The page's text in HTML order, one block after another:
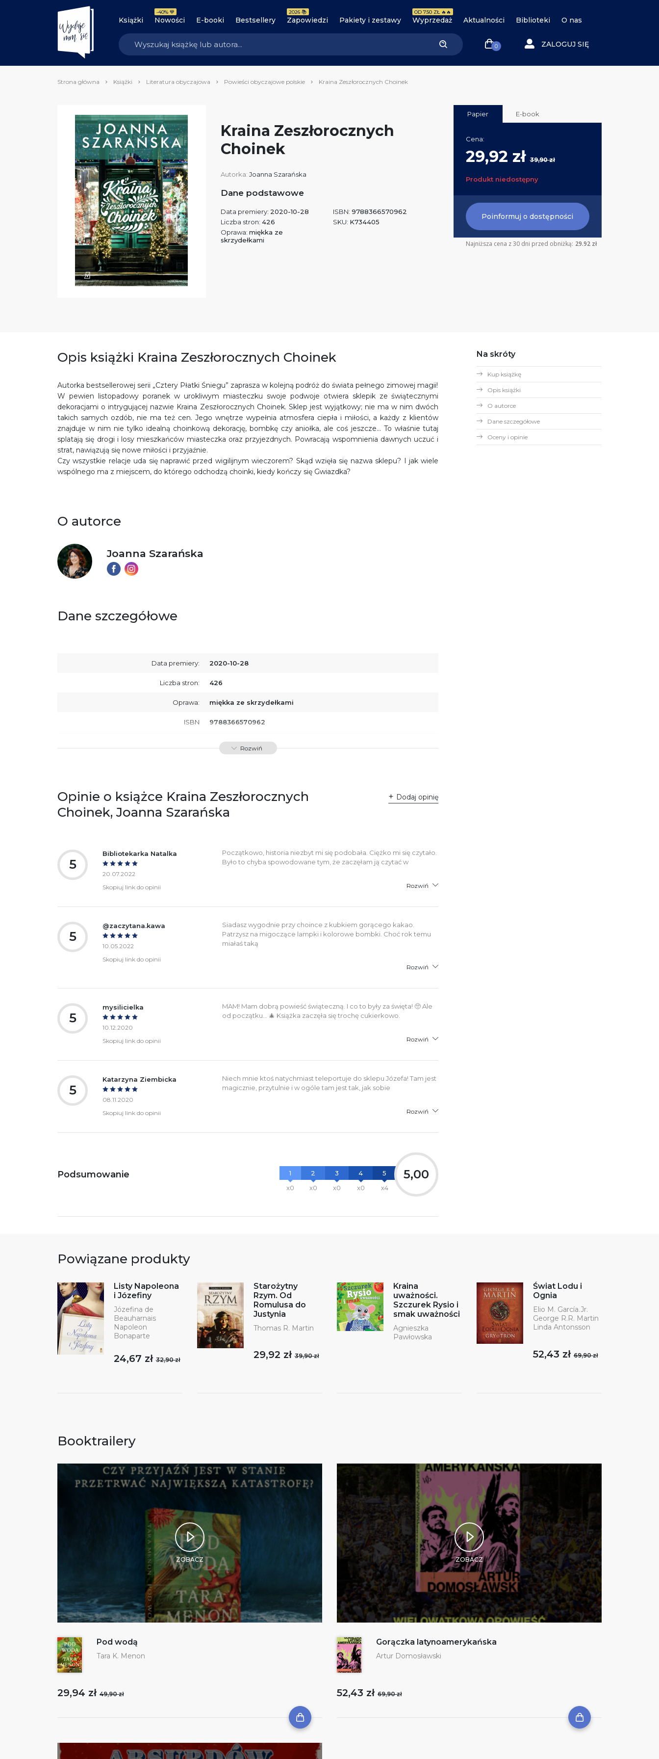
Książki Nowości
-40% 💙
E-booki Bestsellery Zapowiedzi
2026 📚
Pakiety i zestawy Wyprzedaż
OD 7.50 ZŁ 🔥🔥
Aktualności Biblioteki O nas
0 ZALOGUJ SIĘ
Strona główna Książki Literatura obyczajowa Powieści obyczajowe polskie Kraina Zeszłorocznych Choinek
Kraina Zeszłorocznych
Choinek
Autorka: Joanna Szarańska
Dane podstawowe
Data premiery: 2020-10-28
Liczba stron: 426
Oprawa: miękka ze
skrzydełkami
ISBN: 9788366570962
SKU: K734405
Papier E-book
Cena:
29,92 zł39,90 zł
Produkt niedostępny
Poinformuj o dostępności
Najniższa cena z 30 dni przed obniżką: 29.92 zł
Opis książki Kraina Zeszłorocznych Choinek
Autorka bestsellerowej serii „Cztery Płatki Śniegu” zaprasza w kolejną podróż do świata pełnego zimowej magii!
W pewien listopadowy poranek w urokliwym miasteczku swoje podwoje otwiera sklepik ze świątecznymi
dekoracjami o intrygującej nazwie Kraina Zeszłorocznych Choinek. Sklep jest wyjątkowy; nie ma w nim dwóch
takich samych ozdób, nie ma też cen. Jego wnętrze wypełnia atmosfera ciepła i miłości, a każdy z klientów
znajduje w nim nie tylko idealną choinkową dekorację, bombkę czy aniołka, ale coś jeszcze… To właśnie tutaj
splatają się drogi i losy mieszkańców miasteczka oraz przyjezdnych. Powracają wspomnienia dawnych uczuć i
strat, nawiązują się nowe miłości i przyjaźnie.
Czy wszystkie relacje uda się naprawić przed wigilijnym wieczorem? Skąd wzięła się nazwa sklepu? I jak wiele
wspólnego ma z miejscem, do którego odchodzą choinki, kiedy kończy się Gwiazdka?
O autorce
Joanna Szarańska
Dane szczegółowe
Data premiery: 2020-10-28
Liczba stron: 426
Oprawa: miękka ze skrzydełkami
ISBN 9788366570962
K734405
kontakt@wydajenamsie.pl
+48 61 623 38 38
Ostrzeżenia oraz informacje dotyczące
Rozwiń
Opinie o książce Kraina Zeszłorocznych
Choinek, Joanna Szarańska
Dodaj opinię
5
Bibliotekarka Natalka
20.07.2022
Skopiuj link do opinii
Początkowo, historia niezbyt mi się podobała. Ciężko mi się czytało.
Było to chyba spowodowane tym, że zaczęłam ją czytać w
Rozwiń
5
@zaczytana.kawa
10.05.2022
Skopiuj link do opinii
Siadasz wygodnie przy choince z kubkiem gorącego kakao.
Patrzysz na migoczące lampki i kolorowe bombki. Choć rok temu
miałaś taką
Rozwiń
5
mysilicielka
10.12.2020
Skopiuj link do opinii
MAM! Mam dobrą powieść świąteczną. I co to były za święta! 🥺 Ale
od początku... 🎄 Książka zaczęła się trochę cukierkowo.
Rozwiń
5
Katarzyna Ziembicka
08.11.2020
Skopiuj link do opinii
Niech mnie ktoś natychmiast teleportuje do sklepu Józefa! Tam jest
magicznie, przytulnie i w ogóle tam jest tak, jak sobie
Rozwiń
Podsumowanie
1
x0
2
x0
3
x0
4
x0
5
x4
5,00
Na skróty
Kup książkę
Opis książki
O autorce
Dane szczegółowe
Oceny i opinie
Powiązane produkty
Listy Napoleona
i Józefiny
Józefina de
Beauharnais
Napoleon
Bonaparte
24,67 zł32,90 zł
Starożytny
Rzym. Od
Romulusa do
Justynia
Thomas R. Martin
29,92 zł39,90 zł
Kraina
uważności.
Szczurek Rysio i
smak uważności
Agnieszka
Pawłowska
Świat Lodu i
Ognia
Elio M. García.Jr.
George R.R. Martin
Linda Antonsson
52,43 zł69,90 zł
Booktrailery
ZOBACZ
Pod wodą
Tara K. Menon
29,94 zł 49,90 zł
ZOBACZ
Gorączka latynoamerykańska
Artur Domosławski
52,43 zł 69,90 zł